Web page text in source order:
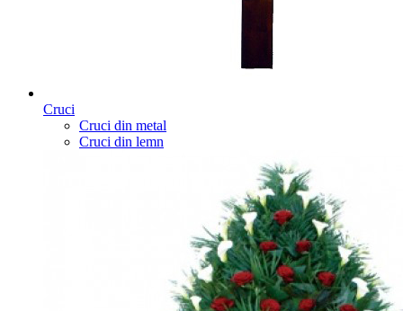
Cruci
Cruci din metal
Cruci din lemn